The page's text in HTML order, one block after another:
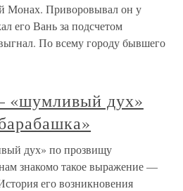
Монах. Приворовывал он у
его Вань за подсчетом
По всему городу бывшего
«шумливый дух»
дух» по прозвищу
знакомо такое выражение —
его возникновения